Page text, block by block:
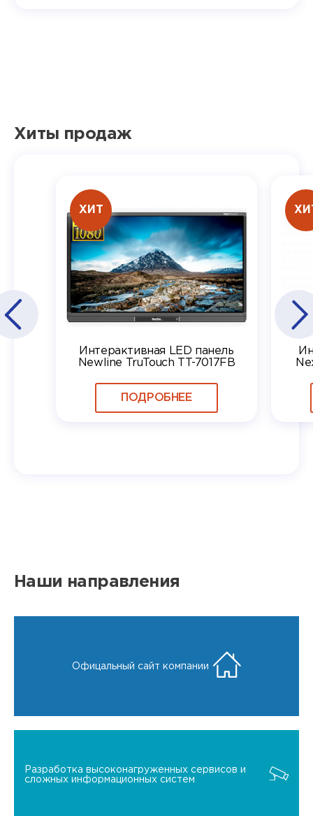
Хиты продаж
ХИТ
Интерактивная LED панель
Newline TruTouch TT-7017FB
ПОДРОБНЕЕ
Наши направления
Офицальный сайт компании
Разработка высоконагруженных сервисов и
сложных информационных систем